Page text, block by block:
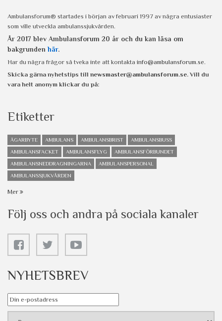
Ambulansforum® startades i början av februari 1997 av några entusiaster
som ville utveckla ambulanssjukvården.
År 2017 blev Ambulansforum 20 år och du kan läsa om
bakgrunden här.
Har du några frågor så tveka inte att kontakta info@ambulansforum.se.
Skicka gärna nyhetstips till newsmaster@ambulansforum.se. Vill du
vara helt anonym klickar du på:
Etiketter
ÄGARBYTE AMBULANS AMBULANSBRIST
AMBULANSBUSS
AMBULANSFACKET
AMBULANSFLYG
AMBULANSFÖRBUNDET
AMBULANSNEDDRAGNINGARNA
AMBULANSPERSONAL
AMBULANSSJUKVÅRDEN
Mer
Följ oss och andra på sociala kanaler
NYHETSBREV